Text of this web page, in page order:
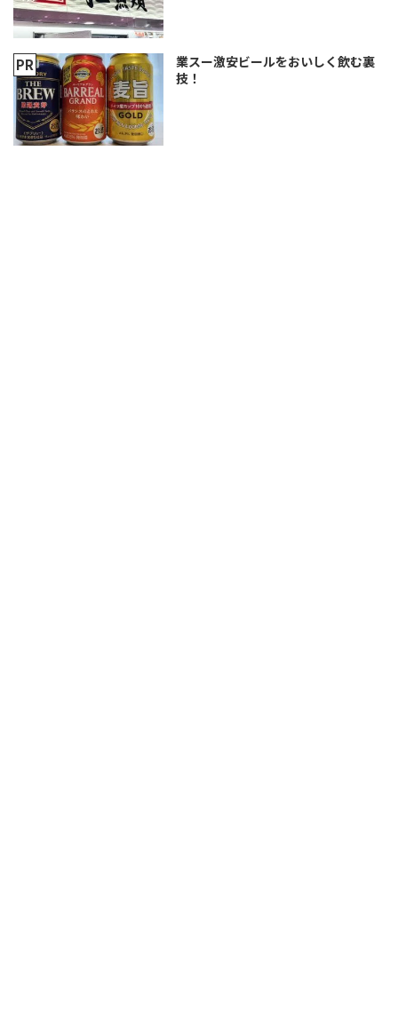
業スー激安ビールをおいしく飲む裏
技！